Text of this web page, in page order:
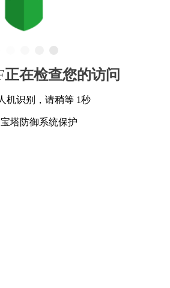
在检查您的访问
机识别，请稍等 1秒
塔防御系统保护